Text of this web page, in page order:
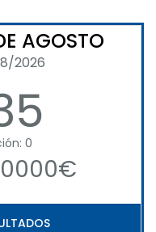
AGOSTO
2026
0